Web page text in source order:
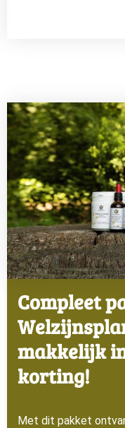
Compleet
makkelijk
korting!
Met dit pakket